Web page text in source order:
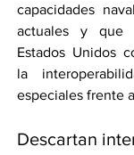
capacidades
actuales y que
Estados Unidos
la
especiales frente
Descartan